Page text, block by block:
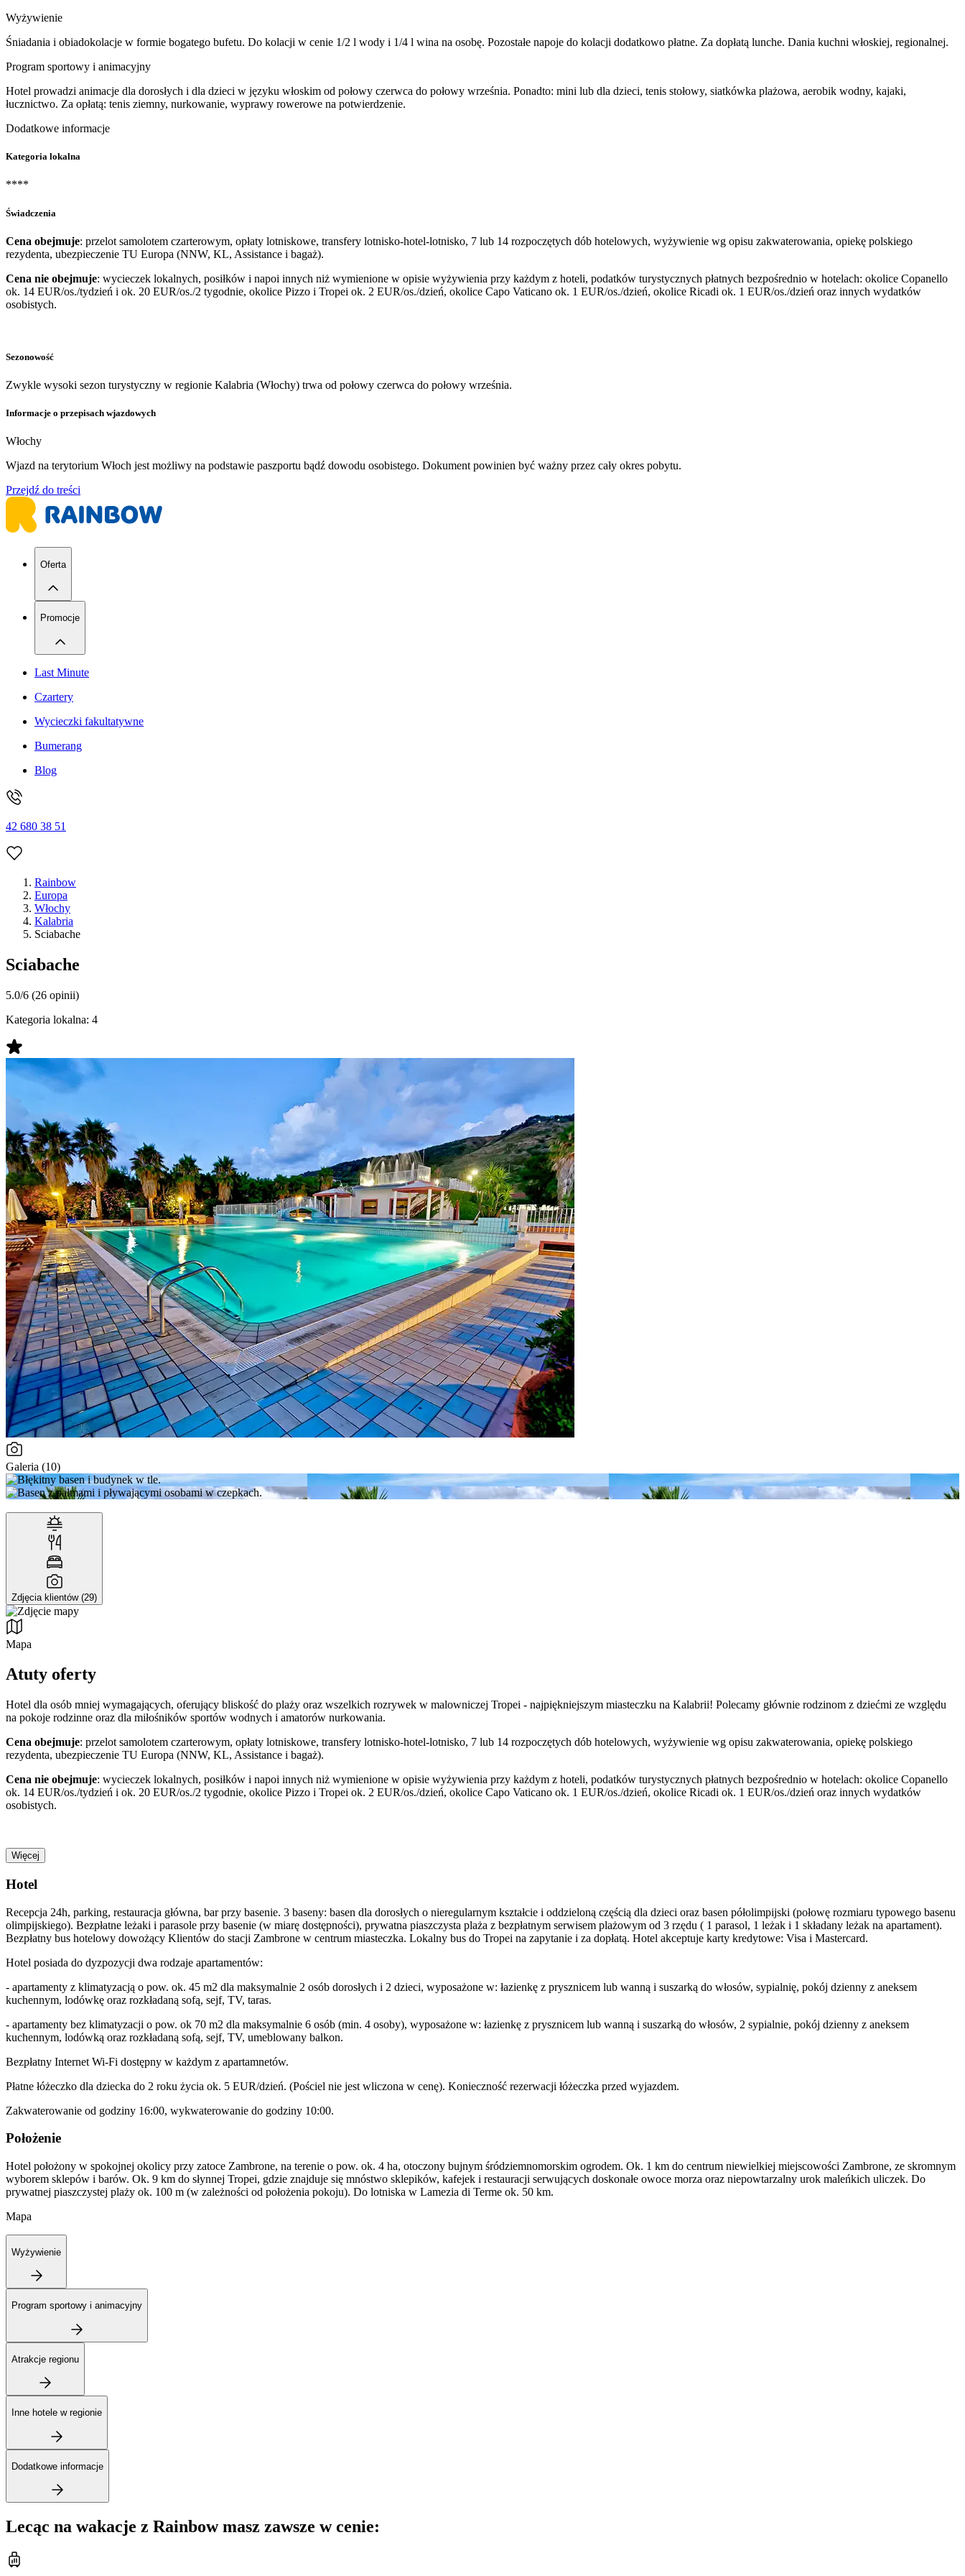
Wyżywienie
Śniadania i obiadokolacje w formie bogatego bufetu. Do kolacji w cenie 1/2 l wody i 1/4 l wina na osobę. Pozostałe napoje do kolacji dodatkowo płatne. Za dopłatą lunche. Dania kuchni włoskiej, regionalnej.
Program sportowy i animacyjny
Hotel prowadzi animacje dla dorosłych i dla dzieci w języku włoskim od połowy czerwca do połowy września. Ponadto: mini lub dla dzieci, tenis stołowy, siatkówka plażowa, aerobik wodny, kajaki,
łucznictwo. Za opłatą: tenis ziemny, nurkowanie, wyprawy rowerowe na potwierdzenie.
Dodatkowe informacje
Kategoria lokalna
****
Świadczenia
Cena obejmuje: przelot samolotem czarterowym, opłaty lotniskowe, transfery lotnisko-hotel-lotnisko, 7 lub 14 rozpoczętych dób hotelowych, wyżywienie wg opisu zakwaterowania, opiekę polskiego
rezydenta, ubezpieczenie TU Europa (NNW, KL, Assistance i bagaż).
Cena nie obejmuje: wycieczek lokalnych, posiłków i napoi innych niż wymienione w opisie wyżywienia przy każdym z hoteli, podatków turystycznych płatnych bezpośrednio w hotelach: okolice Copanello
ok. 14 EUR/os./tydzień i ok. 20 EUR/os./2 tygodnie, okolice Pizzo i Tropei ok. 2 EUR/os./dzień, okolice Capo Vaticano ok. 1 EUR/os./dzień, okolice Ricadi ok. 1 EUR/os./dzień oraz innych wydatków
osobistych.
Sezonowość
Zwykle wysoki sezon turystyczny w regionie Kalabria (Włochy) trwa od połowy czerwca do połowy września.
Informacje o przepisach wjazdowych
Włochy
Wjazd na terytorium Włoch jest możliwy na podstawie paszportu bądź dowodu osobistego. Dokument powinien być ważny przez cały okres pobytu.
Przejdź do treści
Oferta
Promocje
Last Minute
Czartery
Wycieczki fakultatywne
Bumerang
Blog
42 680 38 51
Rainbow
Europa
Włochy
Kalabria
Sciabache
Sciabache
5.0/6 (26 opinii)
Kategoria lokalna: 4
Galeria (10)
Zdjęcia klientów (29)
Mapa
Atuty oferty
Hotel dla osób mniej wymagających, oferujący bliskość do plaży oraz wszelkich rozrywek w malowniczej Tropei - najpiękniejszym miasteczku na Kalabrii! Polecamy głównie rodzinom z dziećmi ze względu
na pokoje rodzinne oraz dla miłośników sportów wodnych i amatorów nurkowania.
Cena obejmuje: przelot samolotem czarterowym, opłaty lotniskowe, transfery lotnisko-hotel-lotnisko, 7 lub 14 rozpoczętych dób hotelowych, wyżywienie wg opisu zakwaterowania, opiekę polskiego
rezydenta, ubezpieczenie TU Europa (NNW, KL, Assistance i bagaż).
Cena nie obejmuje: wycieczek lokalnych, posiłków i napoi innych niż wymienione w opisie wyżywienia przy każdym z hoteli, podatków turystycznych płatnych bezpośrednio w hotelach: okolice Copanello
ok. 14 EUR/os./tydzień i ok. 20 EUR/os./2 tygodnie, okolice Pizzo i Tropei ok. 2 EUR/os./dzień, okolice Capo Vaticano ok. 1 EUR/os./dzień, okolice Ricadi ok. 1 EUR/os./dzień oraz innych wydatków
osobistych.
Więcej
Hotel
Recepcja 24h, parking, restauracja główna, bar przy basenie. 3 baseny: basen dla dorosłych o nieregularnym kształcie i oddzieloną częścią dla dzieci oraz basen półolimpijski (połowę rozmiaru typowego basenu
olimpijskiego). Bezpłatne leżaki i parasole przy basenie (w miarę dostępności), prywatna piaszczysta plaża z bezpłatnym serwisem plażowym od 3 rzędu ( 1 parasol, 1 leżak i 1 składany leżak na apartament).
Bezpłatny bus hotelowy dowożący Klientów do stacji Zambrone w centrum miasteczka. Lokalny bus do Tropei na zapytanie i za dopłatą. Hotel akceptuje karty kredytowe: Visa i Mastercard.
Hotel posiada do dyzpozycji dwa rodzaje apartamentów:
- apartamenty z klimatyzacją o pow. ok. 45 m2 dla maksymalnie 2 osób dorosłych i 2 dzieci, wyposażone w: łazienkę z prysznicem lub wanną i suszarką do włosów, sypialnię, pokój dzienny z aneksem
kuchennym, lodówkę oraz rozkładaną sofą, sejf, TV, taras.
- apartamenty bez klimatyzacji o pow. ok 70 m2 dla maksymalnie 6 osób (min. 4 osoby), wyposażone w: łazienkę z prysznicem lub wanną i suszarką do włosów, 2 sypialnie, pokój dzienny z aneksem
kuchennym, lodówką oraz rozkładaną sofą, sejf, TV, umeblowany balkon.
Bezpłatny Internet Wi-Fi dostępny w każdym z apartamnetów.
Płatne łóżeczko dla dziecka do 2 roku życia ok. 5 EUR/dzień. (Pościel nie jest wliczona w cenę). Konieczność rezerwacji łóżeczka przed wyjazdem.
Zakwaterowanie od godziny 16:00, wykwaterowanie do godziny 10:00.
Położenie
Hotel położony w spokojnej okolicy przy zatoce Zambrone, na terenie o pow. ok. 4 ha, otoczony bujnym śródziemnomorskim ogrodem. Ok. 1 km do centrum niewielkiej miejscowości Zambrone, ze skromnym
wyborem sklepów i barów. Ok. 9 km do słynnej Tropei, gdzie znajduje się mnóstwo sklepików, kafejek i restauracji serwujących doskonałe owoce morza oraz niepowtarzalny urok maleńkich uliczek. Do
prywatnej piaszczystej plaży ok. 100 m (w zależności od położenia pokoju). Do lotniska w Lamezia di Terme ok. 50 km.
Mapa
Wyżywienie
Program sportowy i animacyjny
Atrakcje regionu
Inne hotele w regionie
Dodatkowe informacje
Lecąc na wakacje z Rainbow masz zawsze w cenie: